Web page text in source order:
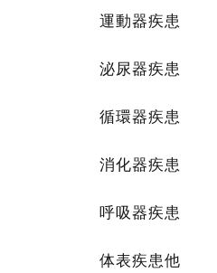
運動器疾患
泌尿器疾患
循環器疾患
消化器疾患
呼吸器疾患
体表疾患他